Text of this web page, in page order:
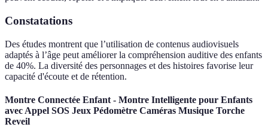
Constatations
Des études montrent que l’utilisation de contenus audiovisuels
adaptés à l’âge peut améliorer la compréhension auditive des enfants
de 40%. La diversité des personnages et des histoires favorise leur
capacité d'écoute et de rétention.
Montre Connectée Enfant - Montre Intelligente pour Enfants
avec Appel SOS Jeux Pédomètre Caméras Musique Torche
Reveil